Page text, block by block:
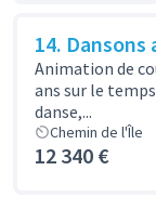
14.
Animation de
ans sur le
danse,...
Chemin de l'Île
12 340 €